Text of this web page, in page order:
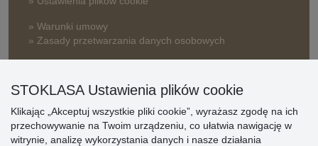
» Warunki umowy
» Zasady przetwarzania danych osobowych
» Dlaczego należy się zarejestrować?
» Najczęściej zadawane pytania
STOKLASA Ustawienia plików cookie
Klikając „Akceptuj wszystkie pliki cookie”, wyrażasz zgodę na ich
przechowywanie na Twoim urządzeniu, co ułatwia nawigację w
witrynie, analizę wykorzystania danych i nasze działania